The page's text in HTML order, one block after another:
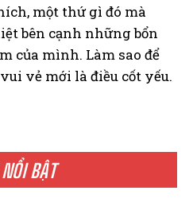
BẬT
một thứ gì đó mà
bên cạnh những bổn
của mình. Làm sao để
vẻ mới là điều cốt yếu.